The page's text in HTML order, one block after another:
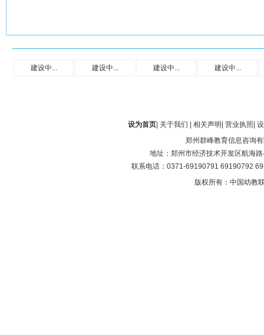
建设中... 建设中... 建设中... 建设中...
设为首页 关于我们 相关声明 营业执照
郑州群峰教育信息咨询
地址：郑州市经济技术开发区航海
联系电话：0371-69190791 69190792
版权所有：中国幼